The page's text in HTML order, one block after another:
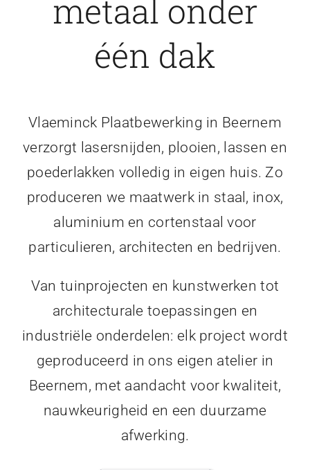
metaal onder
één dak
Vlaeminck Plaatbewerking in Beernem
verzorgt lasersnijden, plooien, lassen en
poederlakken volledig in eigen huis. Zo
produceren we maatwerk in staal, inox,
aluminium en cortenstaal voor
particulieren, architecten en bedrijven.
Van tuinprojecten en kunstwerken tot
architecturale toepassingen en
industriële onderdelen: elk project wordt
geproduceerd in ons eigen atelier in
Beernem, met aandacht voor kwaliteit,
nauwkeurigheid en een duurzame
afwerking.